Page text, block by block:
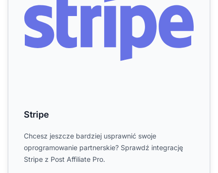
Stripe
Chcesz jeszcze bardziej usprawnić swoje
oprogramowanie partnerskie? Sprawdź integrację
Stripe z Post Affiliate Pro.